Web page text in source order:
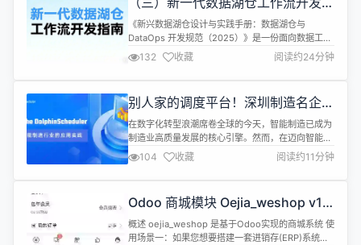
次纪录之所以能够实现，关...
南：从规范到实操全解析
《新兴数据湖仓设计与实践手册：数据湖仓与
DataOps 开发规范（2025）》是一份面向数据工程
师、数据架构师与企业数据团队的系统性实践指南，
全面总结了当下湖仓一体架构在企业落地过程中的关
键设计方法、开发规范与工程经验。本手册不仅覆盖
线融合开发模式，同时结合 WhaleStudio 与
Apache Dol...
132 收藏 阅读约24分钟
别人家的调度平台！深圳制造名企用
Apache DolphinScheduler 实现 1
天内数十个工厂部署
在数字化转型浪潮席卷全球的今天，智能制造已成为
制造业高质量发展的核心引擎。然而，在迈向智能化
的道路上，企业面临着诸多挑战：多系统数据孤岛、
复杂的调度依赖、监控告警滞后等问题层出不穷。 在
近期的 Apache DolphinScheduler 线上用户交流
件工程师 邱忠标，现场为大家带来一场关于 Apache
Do...
104 收藏 阅读约11分钟
Odoo 商城模块 Oejia_weshop v1.4
发布，增加内部采购商城场景的支
持！
概述 oejia_weshop 是基于Odoo实现的商城系统 使
用场景一：如果您想要搭建一套进销存(ERP)系统并